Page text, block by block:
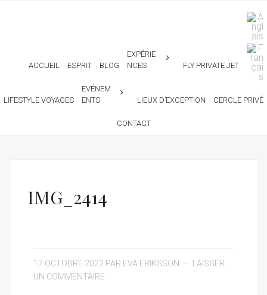
ACCUEIL ESPRIT BLOG
EXPÉRIE
NCES
FLY PRIVATE JET
LIFESTYLE VOYAGES
EVÉNEM
ENTS
LIEUX D’EXCEPTION CERCLE PRIVÉ
CONTACT
IMG_2414
17 OCTOBRE 2022 PAR EVA ERIKSSON
LAISSER
UN COMMENTAIRE